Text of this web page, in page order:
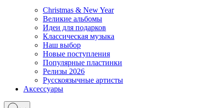
Christmas & New Year
Великие альбомы
Идеи для подарков
Классическая музыка
Наш выбор
Новые поступления
Популярные пластинки
Релизы 2026
Русскоязычные артисты
Аксессуары